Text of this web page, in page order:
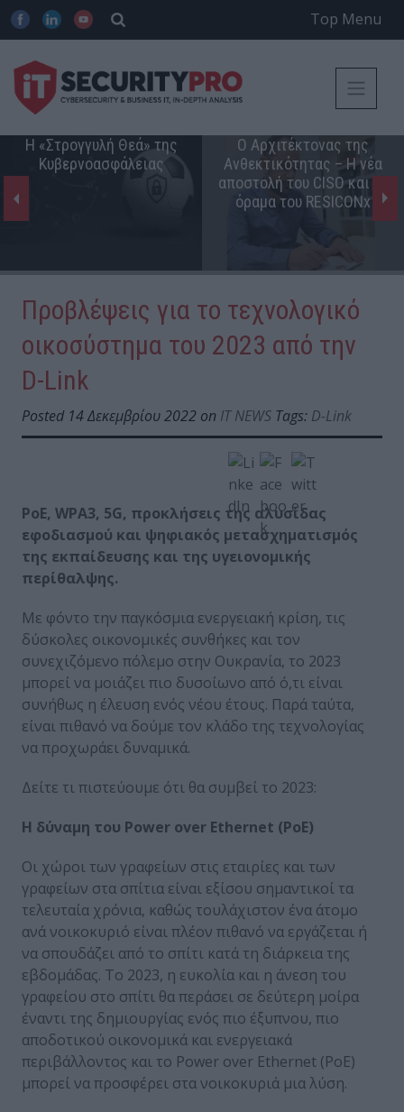
Top Menu
Η «Στρογγυλή Θεά» της
Κυβερνοασφάλειας
Ο Αρχιτέκτονας της
Ανθεκτικότητας – Η νέα
αποστολή του CISO και το
όραμα του RESICONx
Προβλέψεις για τo τεχνολογικό
οικοσύστημα του 2023 από την
D-Link
Posted 14 Δεκεμβρίου 2022 on IT NEWS Tags: D-Link
PoE, WPA3, 5G, προκλήσεις της αλυσίδας
εφοδιασμού και ψηφιακός μετασχηματισμός
της εκπαίδευσης και της υγειονομικής
περίθαλψης.
Με φόντο την παγκόσμια ενεργειακή κρίση, τις
δύσκολες οικονομικές συνθήκες και τον
συνεχιζόμενο πόλεμο στην Ουκρανία, το 2023
μπορεί να μοιάζει πιο δυσοίωνο από ό,τι είναι
συνήθως η έλευση ενός νέου έτους. Παρά ταύτα,
είναι πιθανό να δούμε τον κλάδο της τεχνολογίας
να προχωράει δυναμικά.
Δείτε τι πιστεύουμε ότι θα συμβεί το 2023:
Η δύναμη του Power over Ethernet (PoE)
Οι χώροι των γραφείων στις εταιρίες και των
γραφείων στα σπίτια είναι εξίσου σημαντικοί τα
τελευταία χρόνια, καθώς τουλάχιστον ένα άτομο
ανά νοικοκυριό είναι πλέον πιθανό να εργάζεται ή
να σπουδάζει από το σπίτι κατά τη διάρκεια της
εβδομάδας. Το 2023, η ευκολία και η άνεση του
γραφείου στο σπίτι θα περάσει σε δεύτερη μοίρα
έναντι της δημιουργίας ενός πιο έξυπνου, πιο
αποδοτικού οικονομικά και ενεργειακά
περιβάλλοντος και το Power over Ethernet (PoE)
μπορεί να προσφέρει στα νοικοκυριά μια λύση.